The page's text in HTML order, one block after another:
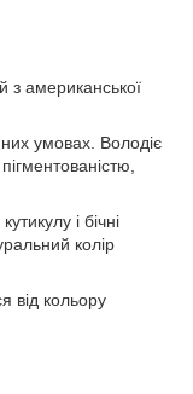
з американської
умовах. Володіє
і бічні
колір
від кольору